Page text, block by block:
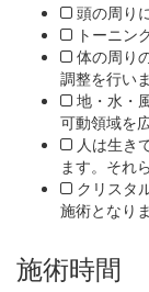
頭の周り
トーニン
体の周り
調整を行いま
地・水・
可動領域を
人は生き
ます。それ
クリスタ
施術となり
施術時間